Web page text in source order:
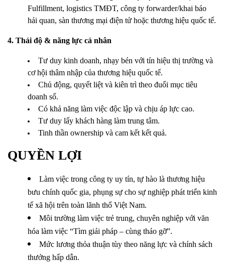
Fulfillment, logistics TMĐT, công ty forwarder/khai báo
hải quan, sàn thương mại điện tử hoặc thương hiệu quốc tế.
4. Thái độ & năng lực cá nhân
Tư duy kinh doanh, nhạy bén với tín hiệu thị trường và
cơ hội thâm nhập của thương hiệu quốc tế.
Chủ động, quyết liệt và kiên trì theo đuổi mục tiêu
doanh số.
Có khả năng làm việc độc lập và chịu áp lực cao.
Tư duy lấy khách hàng làm trung tâm.
Tinh thần ownership và cam kết kết quả.
QUYỀN LỢI
Làm việc trong công ty uy tín, tự hào là thương hiệu
bưu chính quốc gia, phụng sự cho sự nghiệp phát triển kinh
tế xã hội trên toàn lãnh thổ Việt Nam.
Môi trường làm việc trẻ trung, chuyên nghiệp với văn
hóa làm việc “Tìm giải pháp – cùng tháo gỡ”.
Mức lương thỏa thuận tùy theo năng lực và chính sách
thưởng hấp dẫn.